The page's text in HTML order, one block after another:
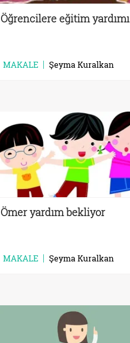
Öğrencilere eğitim yardımı
MAKALE Şeyma Kuralkan
Ömer yardım bekliyor
MAKALE Şeyma Kuralkan